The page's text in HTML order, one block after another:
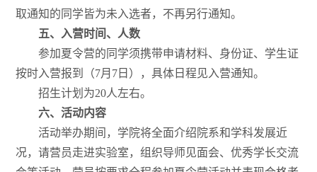
取通知的同学皆为未入选者，不再另行通知。
五、入营时间、人数
参加夏令营的同学须携带申请材料、身份证、学生证
按时入营报到（7月7日），具体日程见入营通知。
招生计划为20人左右。
六、活动内容
活动举办期间，学院将全面介绍院系和学科发展近
况，请营员走进实验室，组织导师见面会、优秀学长交流